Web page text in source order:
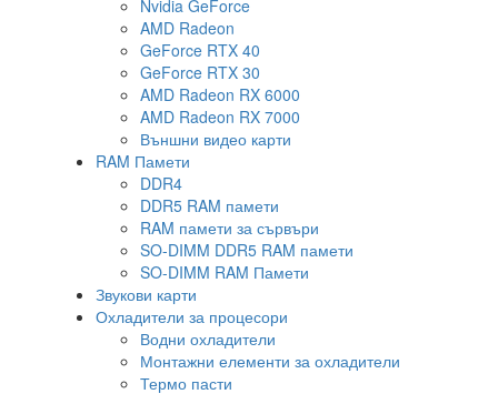
Nvidia GeForce
AMD Radeon
GeForce RTX 40
GeForce RTX 30
AMD Radeon RX 6000
AMD Radeon RX 7000
Външни видео карти
RAM Памети
DDR4
DDR5 RAM памети
RAM памети за сървъри
SO-DIMM DDR5 RAM памети
SO-DIMM RAM Памети
Звукови карти
Охладители за процесори
Водни охладители
Монтажни елементи за охладители
Термо пасти